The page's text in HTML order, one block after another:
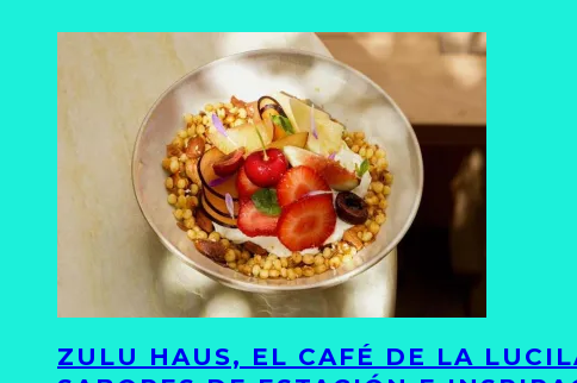
ZULU HAUS, EL CAFÉ DE LA